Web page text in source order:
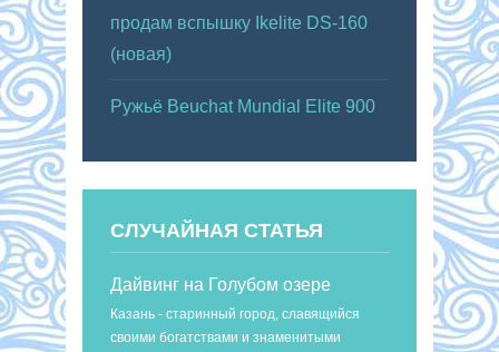
продам вспышку Ikelite DS-160
(новая)
Ружьё Beuchat Mundial Elite 900
СЛУЧАЙНАЯ СТАТЬЯ
Дайвинг на Голубом озере
Казань - старинный город, славящийся
своими богатствами и знаменитыми